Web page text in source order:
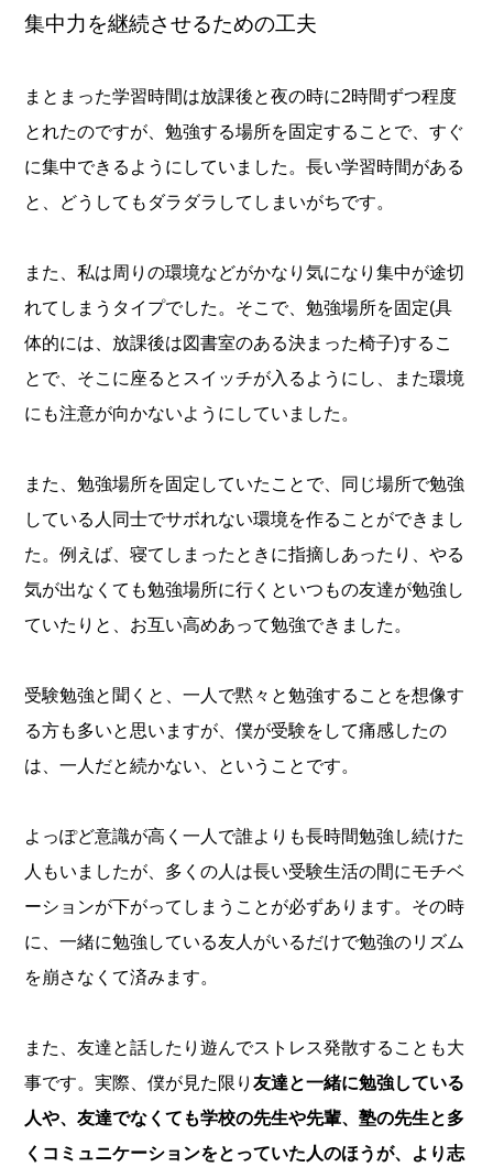
集中力を継続させるための工夫
まとまった学習時間は放課後と夜の時に2時間ずつ程度
とれたのですが、勉強する場所を固定することで、すぐ
に集中できるようにしていました。長い学習時間がある
と、どうしてもダラダラしてしまいがちです。
また、私は周りの環境などがかなり気になり集中が途切
れてしまうタイプでした。そこで、勉強場所を固定(具
体的には、放課後は図書室のある決まった椅子)するこ
とで、そこに座るとスイッチが入るようにし、また環境
にも注意が向かないようにしていました。
また、勉強場所を固定していたことで、同じ場所で勉強
している人同士でサボれない環境を作ることができまし
た。例えば、寝てしまったときに指摘しあったり、やる
気が出なくても勉強場所に行くといつもの友達が勉強し
ていたりと、お互い高めあって勉強できました。
受験勉強と聞くと、一人で黙々と勉強することを想像す
る方も多いと思いますが、僕が受験をして痛感したの
は、一人だと続かない、ということです。
よっぽど意識が高く一人で誰よりも長時間勉強し続けた
人もいましたが、多くの人は長い受験生活の間にモチベ
ーションが下がってしまうことが必ずあります。その時
に、一緒に勉強している友人がいるだけで勉強のリズム
を崩さなくて済みます。
また、友達と話したり遊んでストレス発散することも大
事です。実際、僕が見た限り友達と一緒に勉強している
人や、友達でなくても学校の先生や先輩、塾の先生と多
くコミュニケーションをとっていた人のほうが、より志